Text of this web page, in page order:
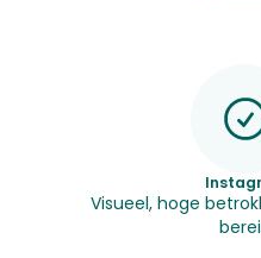
Visueel, hoge